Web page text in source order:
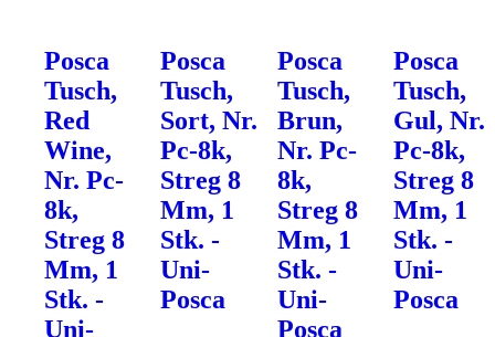
Posca
Tusch,
Red
Wine,
Nr. Pc-
8k,
Streg 8
Mm, 1
Stk. -
Uni-
Posca
Tusch,
Sort, Nr.
Pc-8k,
Streg 8
Mm, 1
Stk. -
Uni-
Posca
Posca
Tusch,
Brun,
Nr. Pc-
8k,
Streg 8
Mm, 1
Stk. -
Uni-
Posca
Posca
Tusch,
Gul, Nr.
Pc-8k,
Streg 8
Mm, 1
Stk. -
Uni-
Posca